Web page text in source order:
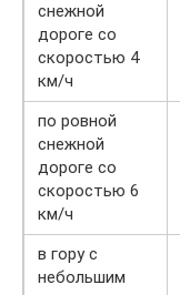
снежной
дороге со
скоростью 4
км/ч
по ровной
снежной
дороге со
скоростью 6
км/ч
в гору с
небольшим